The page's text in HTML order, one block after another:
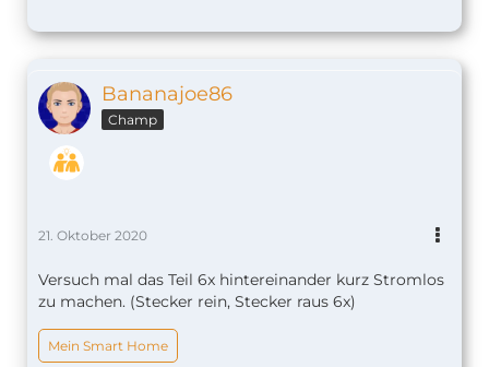
Bananajoe86
Champ
21. Oktober 2020
Versuch mal das Teil 6x hintereinander kurz Stromlos
zu machen. (Stecker rein, Stecker raus 6x)
Mein Smart Home